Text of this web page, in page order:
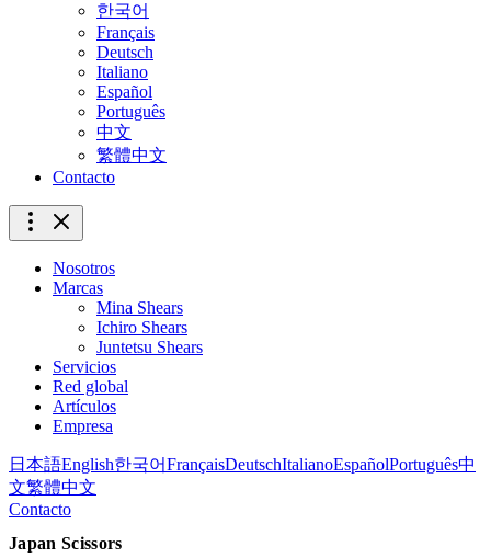
한국어
Français
Deutsch
Italiano
Español
Português
中文
繁體中文
Contacto
Nosotros
Marcas
Mina Shears
Ichiro Shears
Juntetsu Shears
Servicios
Red global
Artículos
Empresa
日本語English한국어FrançaisDeutschItalianoEspañolPortuguês中
文繁體中文
Contacto
Japan Scissors